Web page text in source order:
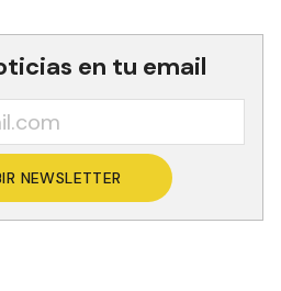
en tu email
NEWSLETTER